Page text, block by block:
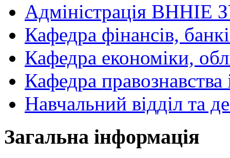
Адміністрація ВННІЕ
Кафедра фінансів,
Кафедра економіки,
Кафедра
Навчальний відділ та
Загальна інформація